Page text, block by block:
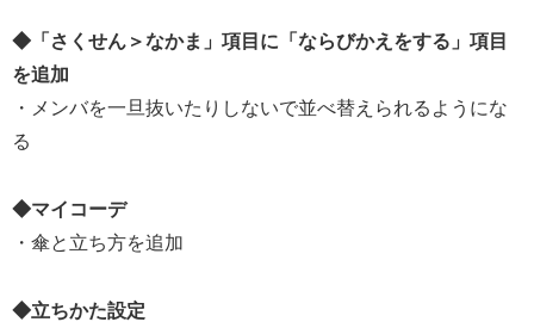
◆「さくせん＞なかま」項目に「ならびかえをする」項目
を追加
・メンバを一旦抜いたりしないで並べ替えられるようにな
る
◆マイコーデ
・傘と立ち方を追加
◆立ちかた設定